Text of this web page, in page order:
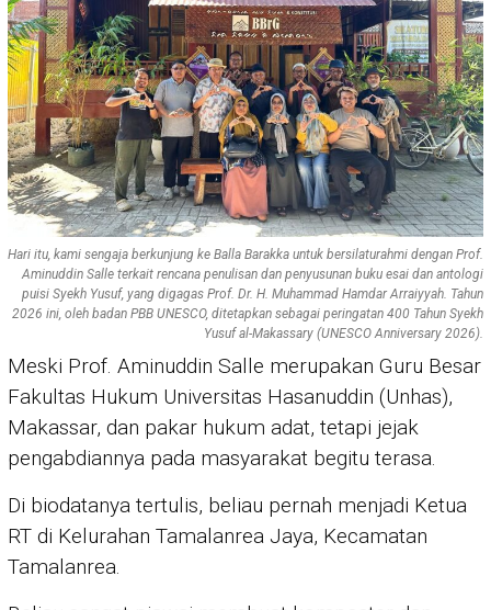
Hari itu, kami sengaja berkunjung ke Balla Barakka untuk bersilaturahmi dengan Prof.
Aminuddin Salle terkait rencana penulisan dan penyusunan buku esai dan antologi
puisi Syekh Yusuf, yang digagas Prof. Dr. H. Muhammad Hamdar Arraiyyah. Tahun
2026 ini, oleh badan PBB UNESCO, ditetapkan sebagai peringatan 400 Tahun Syekh
Yusuf al-Makassary (UNESCO Anniversary 2026).
Meski Prof. Aminuddin Salle merupakan Guru Besar
Fakultas Hukum Universitas Hasanuddin (Unhas),
Makassar, dan pakar hukum adat, tetapi jejak
pengabdiannya pada masyarakat begitu terasa.
Di biodatanya tertulis, beliau pernah menjadi Ketua
RT di Kelurahan Tamalanrea Jaya, Kecamatan
Tamalanrea.